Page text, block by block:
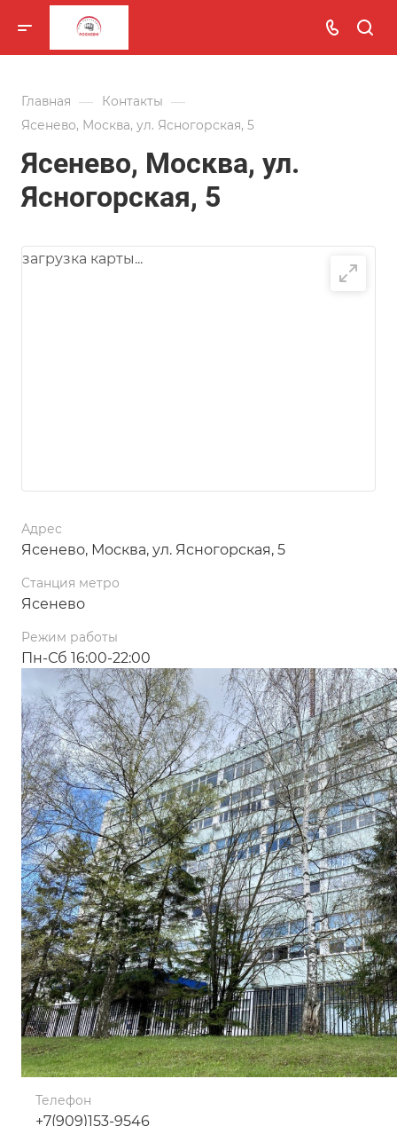
Главная — Контакты —
Ясенево, Москва, ул. Ясногорская, 5
Ясенево, Москва, ул.
Ясногорская, 5
Адрес
Ясенево, Москва, ул. Ясногорская, 5
Станция метро
Ясенево
Режим работы
Пн-Сб 16:00-22:00
Телефон
+7(909)153-9546
загрузка карты...